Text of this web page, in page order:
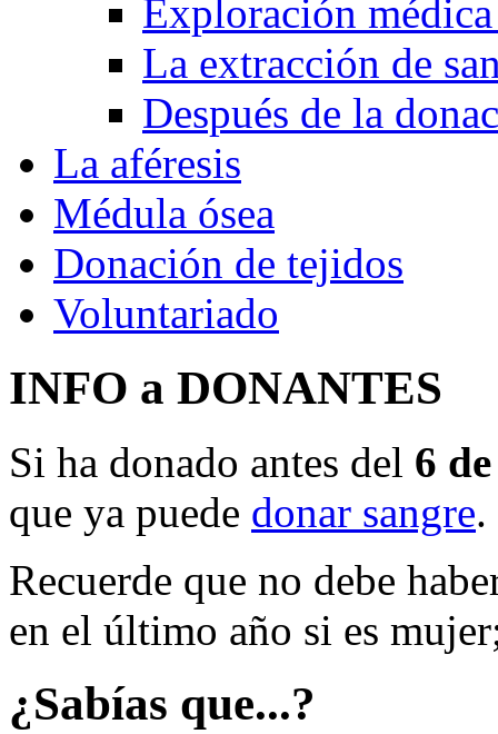
Exploración
La extracción de
Después de la
La aféresis
Médula ósea
Donación de tejidos
Voluntariado
INFO a DONANTES
Si ha donado antes del 6
que ya puede donar sangre.
Recuerde que no debe
en el último año si es
¿Sabías que...?